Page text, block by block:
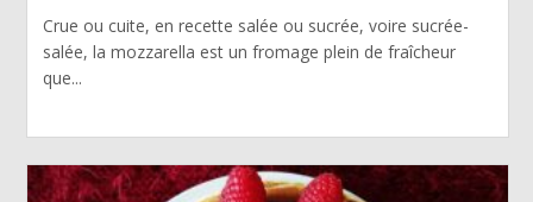
Crue ou cuite, en recette salée ou sucrée, voire sucrée-
salée, la mozzarella est un fromage plein de fraîcheur
que...